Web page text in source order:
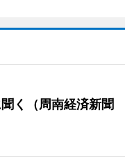
く（周南経済新聞